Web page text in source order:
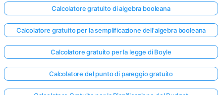
Calcolatore gratuito di algebra booleana
Calcolatore gratuito per la semplificazione dell'algebra booleana
Calcolatore gratuito per la legge di Boyle
Calcolatore del punto di pareggio gratuito